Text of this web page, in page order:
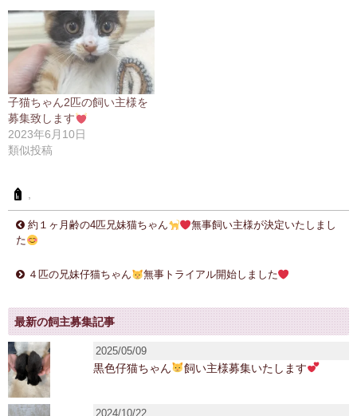
子猫ちゃん2匹の飼い主様を
募集致します
2023年6月10日
類似投稿
,
約１ヶ月齢の4匹兄妹猫ちゃん
無事飼い主様が決定いたしまし
た
４匹の兄妹仔猫ちゃん 無事トライアル開始しました
最新の飼主募集記事
2025/05/09
黒色仔猫ちゃん 飼い主様募集いたします
2024/10/22